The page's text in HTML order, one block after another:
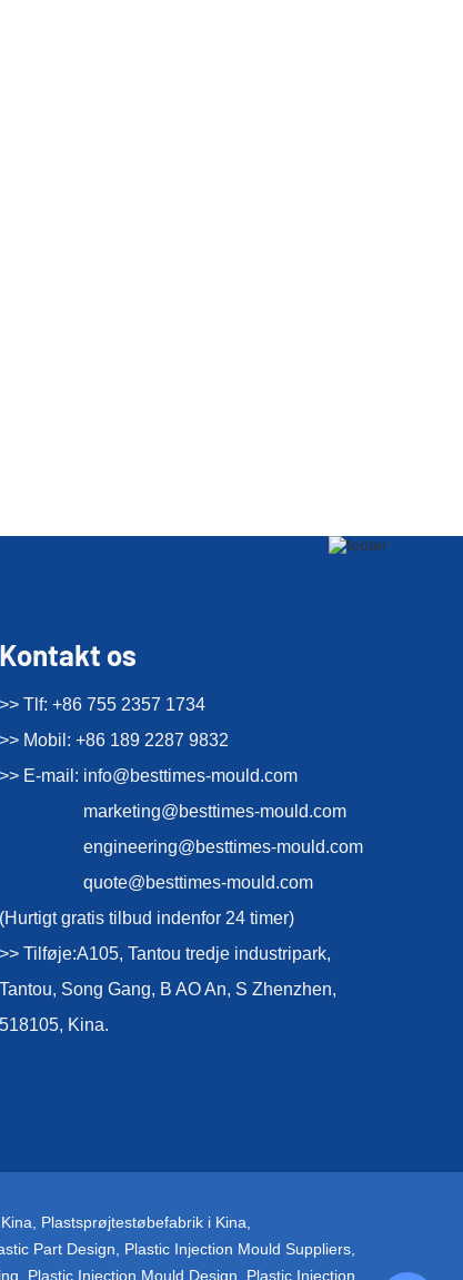
Kontakt os
>> Tlf: +86 755 2357 1734
>> Mobil: +86 189 2287 9832
>> E-mail: info@besttimes-mould.com
marketing@besttimes-mould.com
engineering@besttimes-mould.com
quote@besttimes-mould.com
(Hurtigt gratis tilbud indenfor 24 timer)
>> Tilføje:A105, Tantou tredje industripark,
Tantou, Song Gang, B AO An, S Zhenzhen,
518105, Kina.
Plastsprøjtestøbefabrik i Kina
Part Design Plastic Injection Mould Suppliers
Plastic Injection Mould Design Plastic Injection